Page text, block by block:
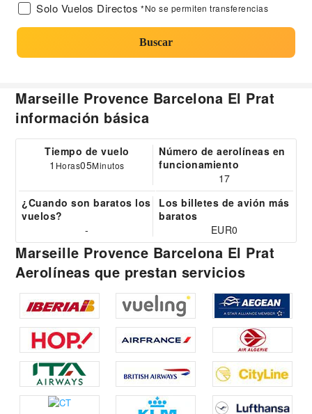
Solo Vuelos Directos *No se permiten transferencias
Buscar
Marseille Provence Barcelona El Prat
información básica
Tiempo de vuelo
1 Horas05Minutos
Número de aerolíneas en
funcionamiento
17
¿Cuando son baratos los
vuelos?
-
Los billetes de avión más
baratos
EUR0
Marseille Provence Barcelona El Prat
Aerolíneas que prestan servicios